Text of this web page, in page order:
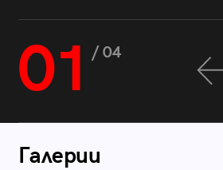
01 / 04
Галерии